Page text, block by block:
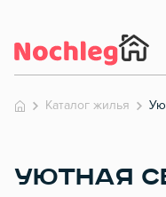
Каталог жилья
УЮТНАЯ